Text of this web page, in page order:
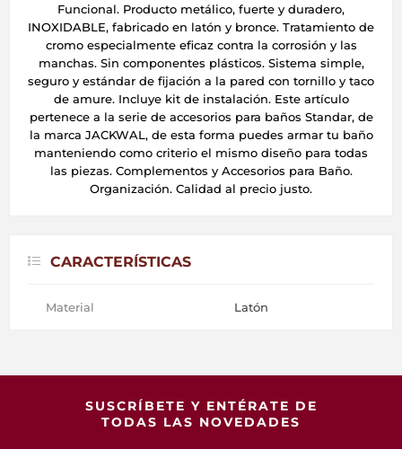
Funcional. Producto metálico, fuerte y duradero,
INOXIDABLE, fabricado en latón y bronce. Tratamiento de
cromo especialmente eficaz contra la corrosión y las
manchas. Sin componentes plásticos. Sistema simple,
seguro y estándar de fijación a la pared con tornillo y taco
de amure. Incluye kit de instalación. Este artículo
pertenece a la serie de accesorios para baños Standar, de
la marca JACKWAL, de esta forma puedes armar tu baño
manteniendo como criterio el mismo diseño para todas
las piezas. Complementos y Accesorios para Baño.
Organización. Calidad al precio justo.
CARACTERÍSTICAS
Material Latón
SUSCRÍBETE Y ENTÉRATE DE
TODAS LAS NOVEDADES